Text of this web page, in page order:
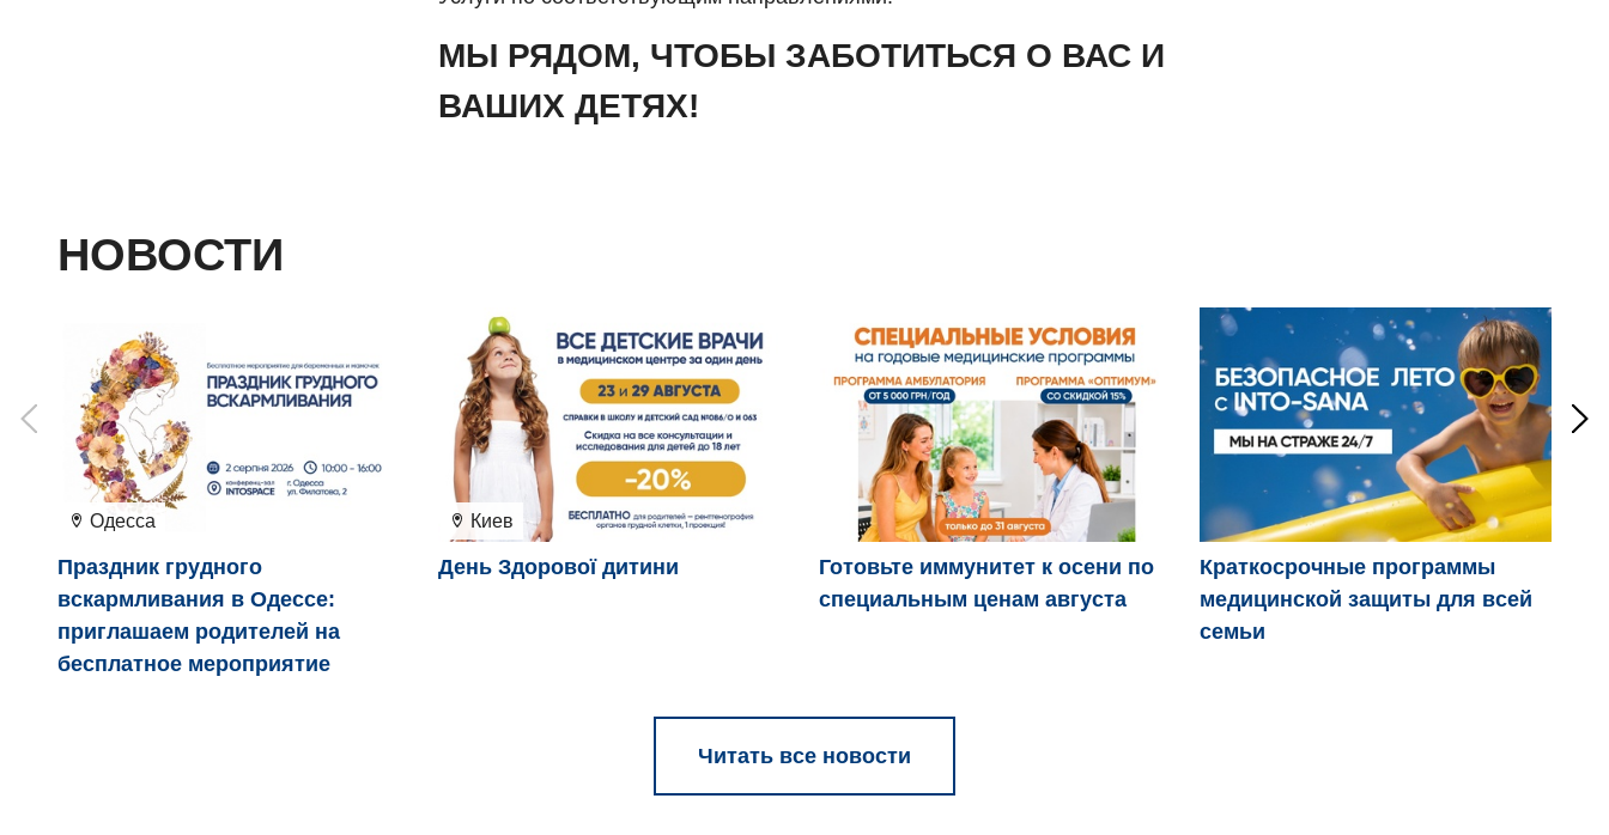
МЫ РЯДОМ, ЧТОБЫ ЗАБОТИТЬСЯ О ВАС И
ВАШИХ ДЕТЯХ!
НОВОСТИ
Одесса
Праздник грудного
вскармливания в Одессе:
приглашаем родителей на
бесплатное мероприятие
Киев
День Здорової дитини
Готовьте иммунитет к осени по
специальным ценам августа
Краткосрочные программы
медицинской защиты для всей
семьи
Читать все новости